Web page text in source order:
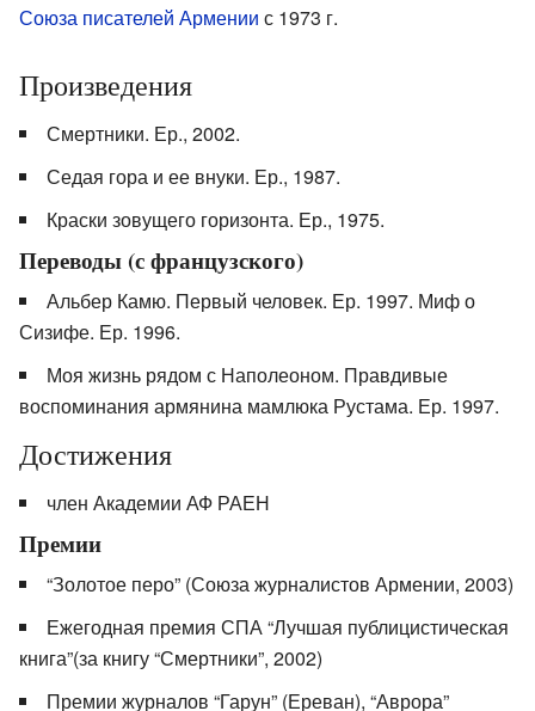
Союза писателей Армении с 1973 г.
Произведения
Смертники. Ер., 2002.
Седая гора и ее внуки. Ер., 1987.
Краски зовущего горизонта. Ер., 1975.
Переводы (с французского)
Альбер Камю. Первый человек. Ер. 1997. Миф о
Сизифе. Ер. 1996.
Моя жизнь рядом с Наполеоном. Правдивые
воспоминания армянина мамлюка Рустама. Ер. 1997.
Достижения
член Академии АФ РАЕН
Премии
“Золотое перо” (Союза журналистов Армении, 2003)
Ежегодная премия СПА “Лучшая публицистическая
книга”(за книгу “Смертники”, 2002)
Премии журналов “Гарун” (Ереван), “Аврора”